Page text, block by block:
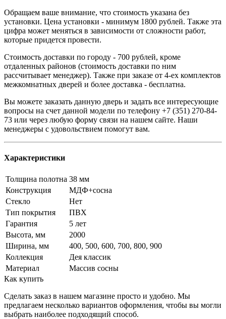
Обращаем ваше внимание, что стоимость указана без
установки. Цена установки - минимум 1800 рублей. Также эта
цифра может меняться в зависимости от сложности работ,
которые придется провести.
Стоимость доставки по городу - 700 рублей, кроме
отдаленных районов (стоимость доставки по ним
рассчитывает менеджер). Также при заказе от 4-ех комплектов
межкомнатных дверей и более доставка - бесплатна.
Вы можете заказать данную дверь и задать все интересующие
вопросы на счет данной модели по телефону +7 (351) 270-84-
73 или через любую форму связи на нашем сайте. Наши
менеджеры с удовольствием помогут вам.
Характеристики
Толщина полотна 38 мм
Конструкция
МДФ+сосна
Стекло
Нет
Тип покрытия
ПВХ
Гарантия
5 лет
Высота, мм
2000
Ширина, мм
400, 500, 600, 700, 800, 900
Коллекция
Дея классик
Материал
Массив сосны
Как купить
Сделать заказ в нашем магазине просто и удобно. Мы
предлагаем несколько вариантов оформления, чтобы вы могли
выбрать наиболее подходящий способ.